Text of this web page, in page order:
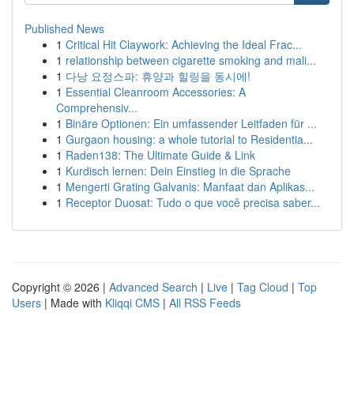
Published News
1 Critical Hit Claywork: Achieving the Ideal Frac...
1 relationship between cigarette smoking and mali...
1 다낭 요정스파: 휴양과 힐링을 동시에!
1 Essential Cleanroom Accessories: A
Comprehensiv...
1 Binäre Optionen: Ein umfassender Leitfaden für ...
1 Gurgaon housing: a whole tutorial to Residentia...
1 Raden138: The Ultimate Guide & Link
1 Kurdisch lernen: Dein Einstieg in die Sprache
1 Mengerti Grating Galvanis: Manfaat dan Aplikas...
1 Receptor Duosat: Tudo o que você precisa saber...
Copyright © 2026 | Advanced Search | Live | Tag Cloud | Top
Users | Made with Kliqqi CMS | All RSS Feeds